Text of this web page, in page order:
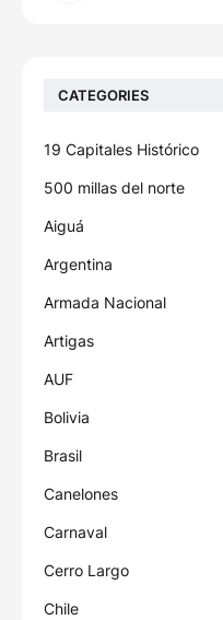
CATEGORIES
19 Capitales Histórico
500 millas del norte
Aiguá
Argentina
Armada Nacional
Artigas
AUF
Bolivia
Brasil
Canelones
Carnaval
Cerro Largo
Chile